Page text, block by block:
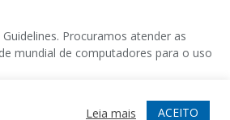
Leia mais ACEITO
Procuramos atender as
mundial de computadores para o uso
deficientes visuais.